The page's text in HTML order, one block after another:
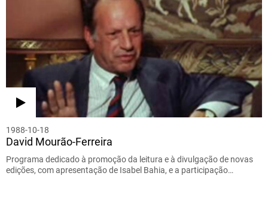
1988-10-18
David Mourão-Ferreira
Programa dedicado à promoção da leitura e à divulgação de novas
edições, com apresentação de Isabel Bahia, e a participação…